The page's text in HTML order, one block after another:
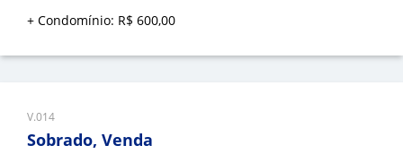
+ Condomínio: R$ 600,00
V.014
Sobrado, Venda